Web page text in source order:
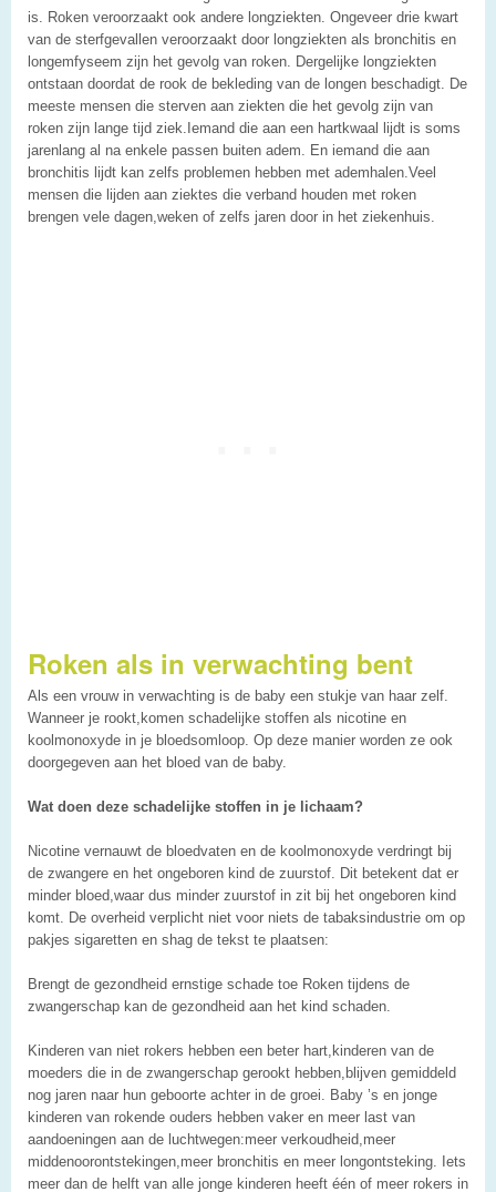
is. Roken veroorzaakt ook andere longziekten. Ongeveer drie kwart
van de sterfgevallen veroorzaakt door longziekten als bronchitis en
longemfyseem zijn het gevolg van roken. Dergelijke longziekten
ontstaan doordat de rook de bekleding van de longen beschadigt. De
meeste mensen die sterven aan ziekten die het gevolg zijn van
roken zijn lange tijd ziek.Iemand die aan een hartkwaal lijdt is soms
jarenlang al na enkele passen buiten adem. En iemand die aan
bronchitis lijdt kan zelfs problemen hebben met ademhalen.Veel
mensen die lijden aan ziektes die verband houden met roken
brengen vele dagen,weken of zelfs jaren door in het ziekenhuis.
Roken als in verwachting bent
Als een vrouw in verwachting is de baby een stukje van haar zelf.
Wanneer je rookt,komen schadelijke stoffen als nicotine en
koolmonoxyde in je bloedsomloop. Op deze manier worden ze ook
doorgegeven aan het bloed van de baby.
Wat doen deze schadelijke stoffen in je lichaam?
Nicotine vernauwt de bloedvaten en de koolmonoxyde verdringt bij
de zwangere en het ongeboren kind de zuurstof. Dit betekent dat er
minder bloed,waar dus minder zuurstof in zit bij het ongeboren kind
komt. De overheid verplicht niet voor niets de tabaksindustrie om op
pakjes sigaretten en shag de tekst te plaatsen:
Brengt de gezondheid ernstige schade toe Roken tijdens de
zwangerschap kan de gezondheid aan het kind schaden.
Kinderen van niet rokers hebben een beter hart,kinderen van de
moeders die in de zwangerschap gerookt hebben,blijven gemiddeld
nog jaren naar hun geboorte achter in de groei. Baby ’s en jonge
kinderen van rokende ouders hebben vaker en meer last van
aandoeningen aan de luchtwegen:meer verkoudheid,meer
middenoorontstekingen,meer bronchitis en meer longontsteking. Iets
meer dan de helft van alle jonge kinderen heeft één of meer rokers in